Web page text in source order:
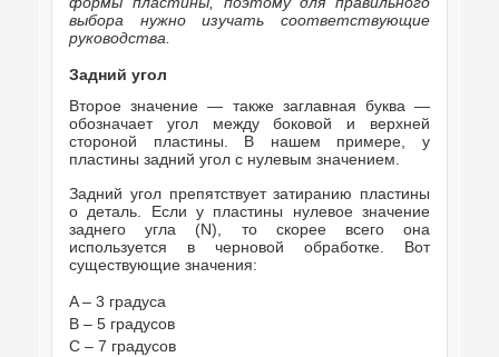
выбора нужно изучать соответствующие
руководства.
Задний угол
Второе значение — также заглавная буква —
обозначает угол между боковой и верхней
стороной пластины. В нашем примере, у
пластины задний угол с нулевым значением.
Задний угол препятствует затиранию пластины
о деталь. Если у пластины нулевое значение
заднего угла (N), то скорее всего она
используется в черновой обработке. Вот
существующие значения:
A – 3 градуса
B – 5 градусов
C – 7 градусов